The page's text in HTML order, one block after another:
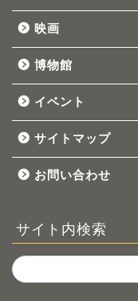
映画
博物館
イベント
サイトマップ
お問い合わせ
サイト内検索